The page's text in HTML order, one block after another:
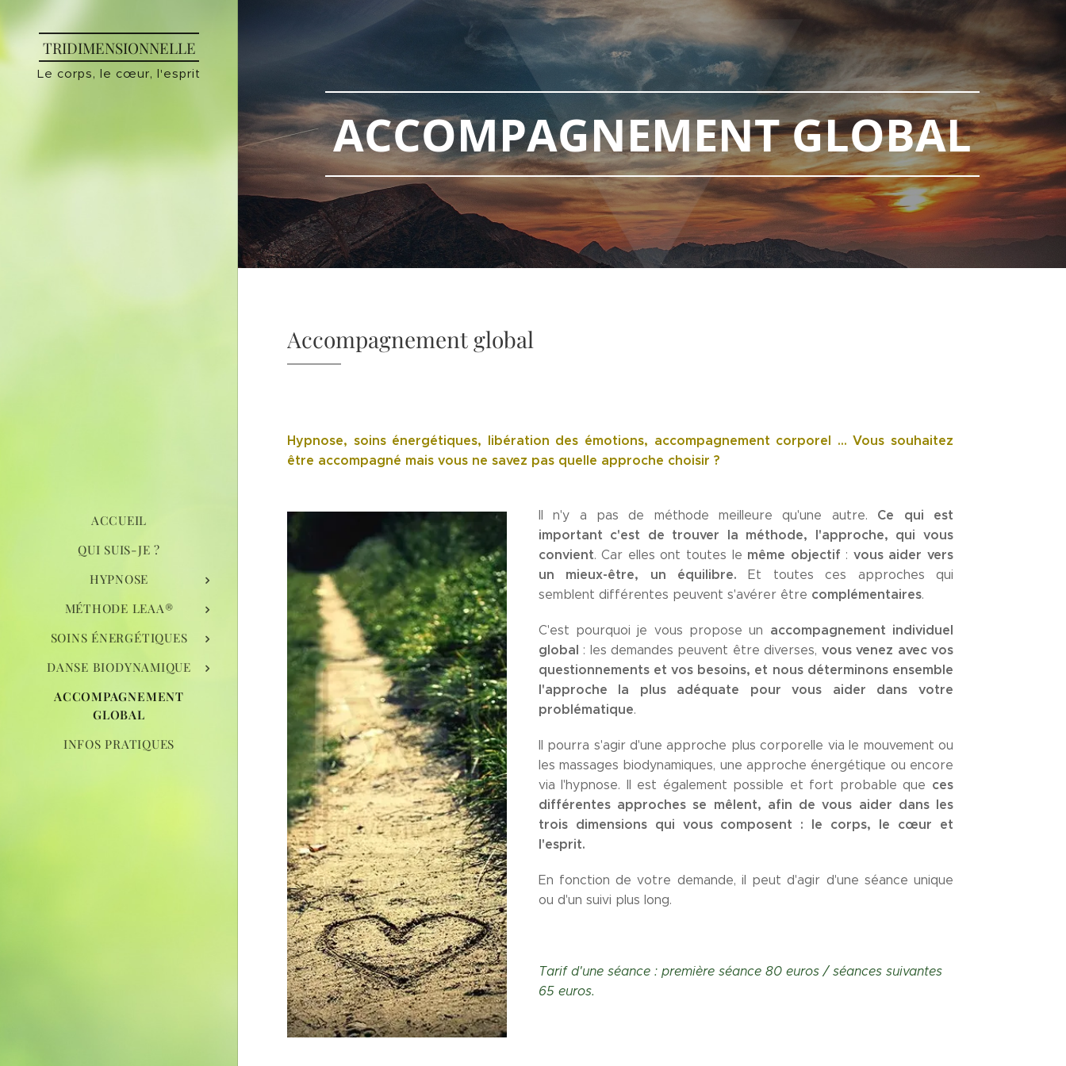
TRIDIMENSIONNELLE
Le corps, le cœur, l'esprit
ACCUEIL
QUI SUIS-JE ?
HYPNOSE
MÉTHODE LEAA®
SOINS ÉNERGÉTIQUES
DANSE BIODYNAMIQUE
ACCOMPAGNEMENT
GLOBAL
INFOS PRATIQUES
ACCOMPAGNEMENT GLOBAL
Accompagnement global
Hypnose, soins énergétiques, libération des émotions, accompagnement corporel ... Vous souhaitez
être accompagné mais vous ne savez pas quelle approche choisir ?
Il n'y a pas de méthode meilleure qu'une autre. Ce qui est
important c'est de trouver la méthode, l'approche, qui vous
convient. Car elles ont toutes le même objectif : vous aider vers
un mieux-être, un équilibre. Et toutes ces approches qui
semblent différentes peuvent s'avérer être complémentaires.
C'est pourquoi je vous propose un accompagnement individuel
global : les demandes peuvent être diverses, vous venez avec vos
questionnements et vos besoins, et nous déterminons ensemble
l'approche la plus adéquate pour vous aider dans votre
problématique.
Il pourra s'agir d'une approche plus corporelle via le mouvement ou
les massages biodynamiques, une approche énergétique ou encore
via l'hypnose. Il est également possible et fort probable que ces
différentes approches se mêlent, afin de vous aider dans les
trois dimensions qui vous composent : le corps, le cœur et
l'esprit.
En fonction de votre demande, il peut d'agir d'une séance unique
ou d'un suivi plus long.
Tarif d'une séance : première séance 80 euros / séances suivantes
65 euros.